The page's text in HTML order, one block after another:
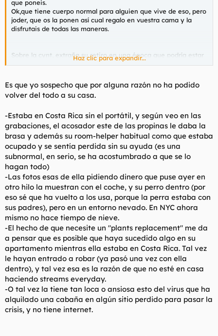
que poneis.
Ok,que tiene cuerpo normal para alguien que vive de eso, pero
joder, que os la ponen así cual regalo en vuestra cama y la
disfrutais de todas las maneras.
Sobre la cynt, extraña su retiro en una época que podría estar
forrandose en casa..
Haz clic para expandir...
Es que yo sospecho que por alguna razón no ha podido
volver del todo a su casa.
-Estaba en Costa Rica sin el portátil, y según veo en las
grabaciones, el acosador este de las propinas le daba la
brasa y además su room-helper habitual como que estaba
ocupado y se sentía perdida sin su ayuda (es una
subnormal, en serio, se ha acostumbrado a que se lo
hagan todo)
-Las fotos esas de ella pidiendo dinero que puse ayer en
otro hilo la muestran con el coche, y su perro dentro (por
eso sé que ha vuelto a los usa, porque la perra estaba con
sus padres), pero en un entorno nevado. En NYC ahora
mismo no hace tiempo de nieve.
-El hecho de que necesite un "plants replacement" me da
a pensar que es posible que haya sucedido algo en su
apartamento mientras ella estaba en Costa Rica. Tal vez
le hayan entrado a robar (ya pasó una vez con ella
dentro), y tal vez esa es la razón de que no esté en casa
haciendo streams everyday.
-O tal vez la tiene tan loca o ansiosa esto del virus que ha
alquilado una cabaña en algún sitio perdido para pasar la
crisis, y no tiene internet.